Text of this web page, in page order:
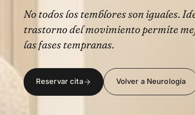
No todos los temblores son iguales.
trastorno del movimiento permite
las fases tempranas.
Reservar cita Volver a Neurología